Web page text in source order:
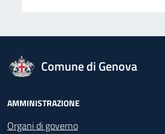
logo Unione Europea
Comune di Genova
Footer - Navigazione
AMMINISTRAZIONE
Organi di governo